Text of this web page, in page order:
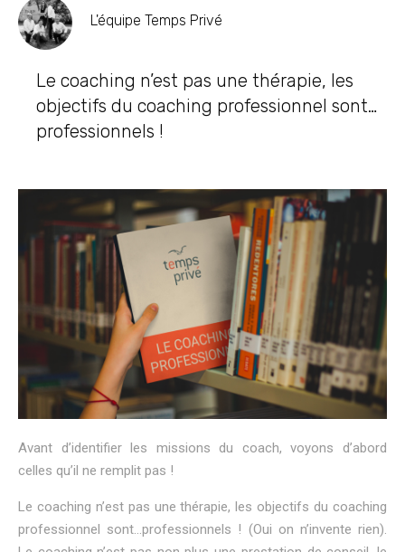
L'équipe Temps Privé
Le coaching n’est pas une thérapie, les
objectifs du coaching professionnel sont…
professionnels !
Avant d’identifier les missions du coach, voyons d’abord
celles qu’il ne remplit pas !
Le coaching n’est pas une thérapie, les objectifs du coaching
professionnel sont…professionnels ! (Oui on n’invente rien).